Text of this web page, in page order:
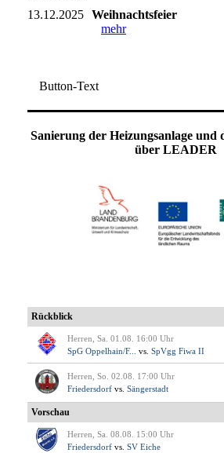
13.12.2025 Weihnachtsfeier
mehr
Button-Text
Sanierung der Heizungsanlage und
über LEADER